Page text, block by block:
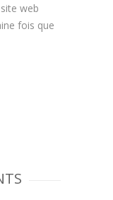
web
fois que